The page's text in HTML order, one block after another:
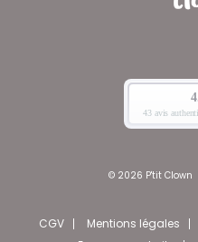
© 2026 P'tit Clown
CGV Mentions légales